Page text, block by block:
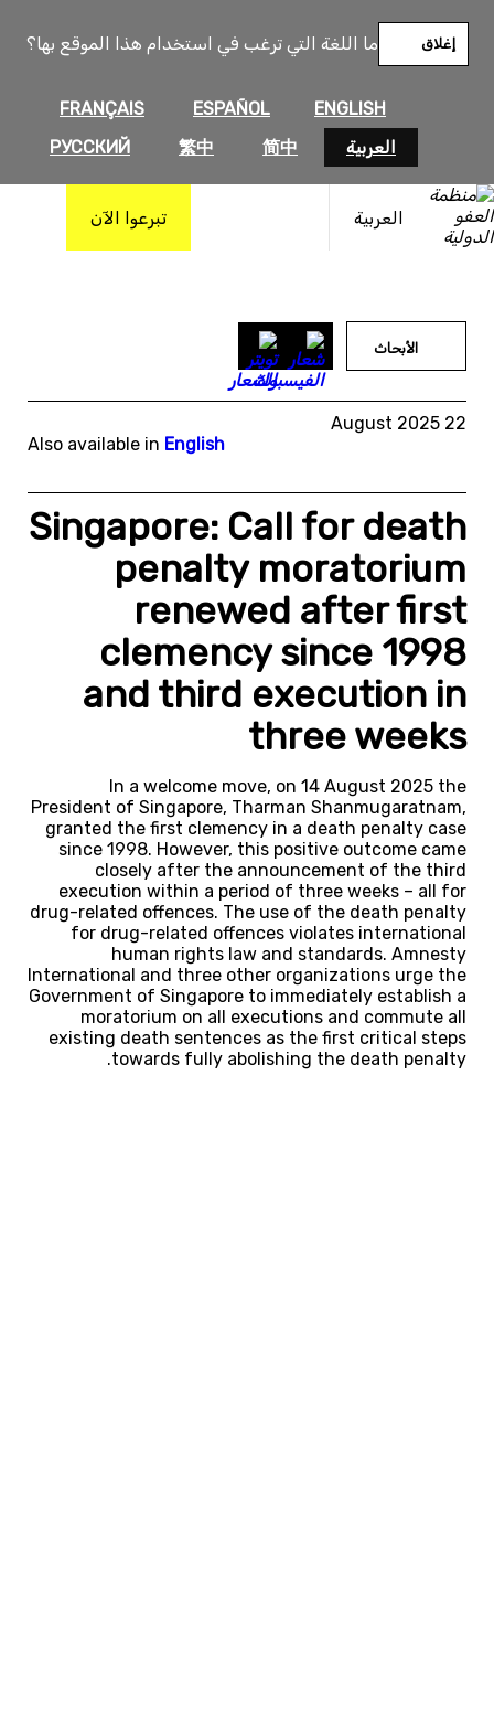
ما اللغة التي ترغب في استخدام هذا الموقع بها؟
ENGLISH
ESPAÑOL
FRANÇAIS
العربية
简中
繁中
РУССКИЙ
إغلاق
العربية تبرعوا الآن
المحتوى
الأبحاث
22 August 2025
Also available in English
Singapore: Call for death
penalty moratorium
renewed after first
clemency since 1998
and third execution in
three weeks
In a welcome move, on 14 August 2025 the
President of Singapore, Tharman Shanmugaratnam,
granted the first clemency in a death penalty case
since 1998. However, this positive outcome came
closely after the announcement of the third
execution within a period of three weeks – all for
drug-related offences. The use of the death penalty
for drug-related offences violates international
human rights law and standards. Amnesty
International and three other organizations urge the
Government of Singapore to immediately establish a
moratorium on all executions and commute all
existing death sentences as the first critical steps
towards fully abolishing the death penalty.